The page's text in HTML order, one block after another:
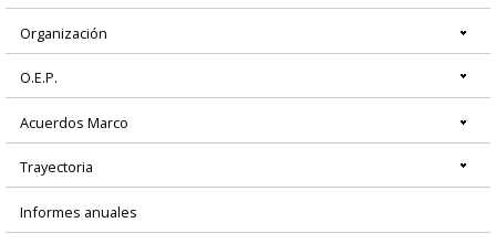
Organización
O.E.P.
Acuerdos Marco
Trayectoria
Informes anuales